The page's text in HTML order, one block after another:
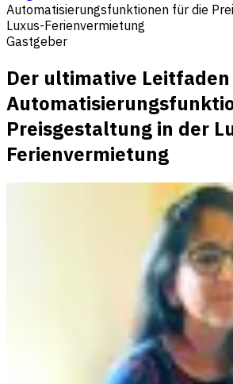
Automatisierungsfunktionen für die
Luxus-Ferienvermietung
Gastgeber
Der ultimative Leitfaden
Preisgestaltung in der
Ferienvermietung